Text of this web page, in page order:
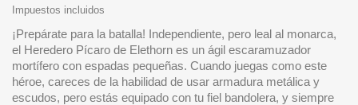
Impuestos incluidos
¡Prepárate para la batalla! Independiente, pero leal al monarca,
el Heredero Pícaro de Elethorn es un ágil escaramuzador
mortífero con espadas pequeñas. Cuando juegas como este
héroe, careces de la habilidad de usar armadura metálica y
escudos, pero estás equipado con tu fiel bandolera, y siempre